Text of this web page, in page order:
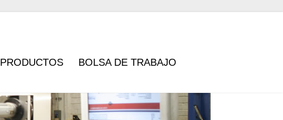
PRODUCTOS BOLSA DE TRABAJO